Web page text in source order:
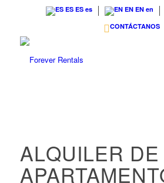
ES ES es EN EN en
CONTÁCTANOS
ALQUILER DE